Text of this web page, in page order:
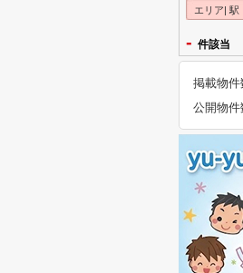
エリア| 駅
- 件該当
掲載物件
公開物件